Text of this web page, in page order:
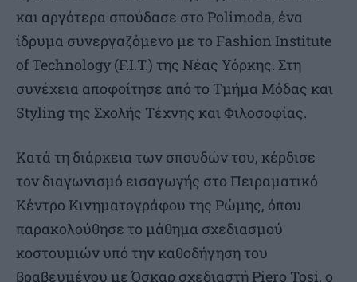
και αργότερα σπούδασε στο Polimoda, ένα
ίδρυμα συνεργαζόμενο με το Fashion Institute
of Technology (F.I.T.) της Νέας Υόρκης. Στη
συνέχεια αποφοίτησε από το Τμήμα Μόδας και
Styling της Σχολής Τέχνης και Φιλοσοφίας.
Κατά τη διάρκεια των σπουδών του, κέρδισε
τον διαγωνισμό εισαγωγής στο Πειραματικό
Κέντρο Κινηματογράφου της Ρώμης, όπου
παρακολούθησε το μάθημα σχεδιασμού
κοστουμιών υπό την καθοδήγηση του
βραβευμένου με Όσκαρ σχεδιαστή Piero Tosi, ο